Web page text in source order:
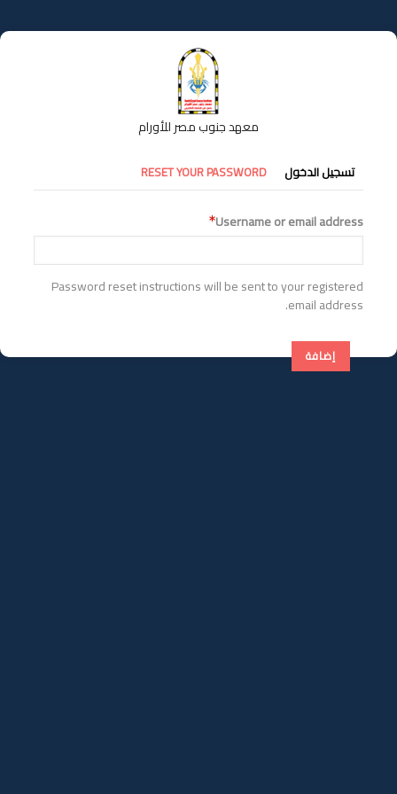
إلى
المحتوى
معهد جنوب مصر للأورام
التبويبات
الأساسية
تسجيل الدخول RESET YOUR PASSWORD
Username or email address
Password reset instructions will be sent to your registered
email address.